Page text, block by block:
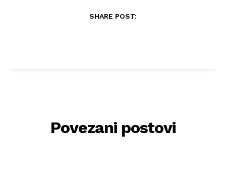
SHARE POST:
Povezani postovi